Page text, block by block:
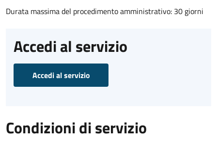
Durata massima del procedimento amministrativo: 30 giorni
Accedi al servizio
Accedi al servizio
Condizioni di servizio